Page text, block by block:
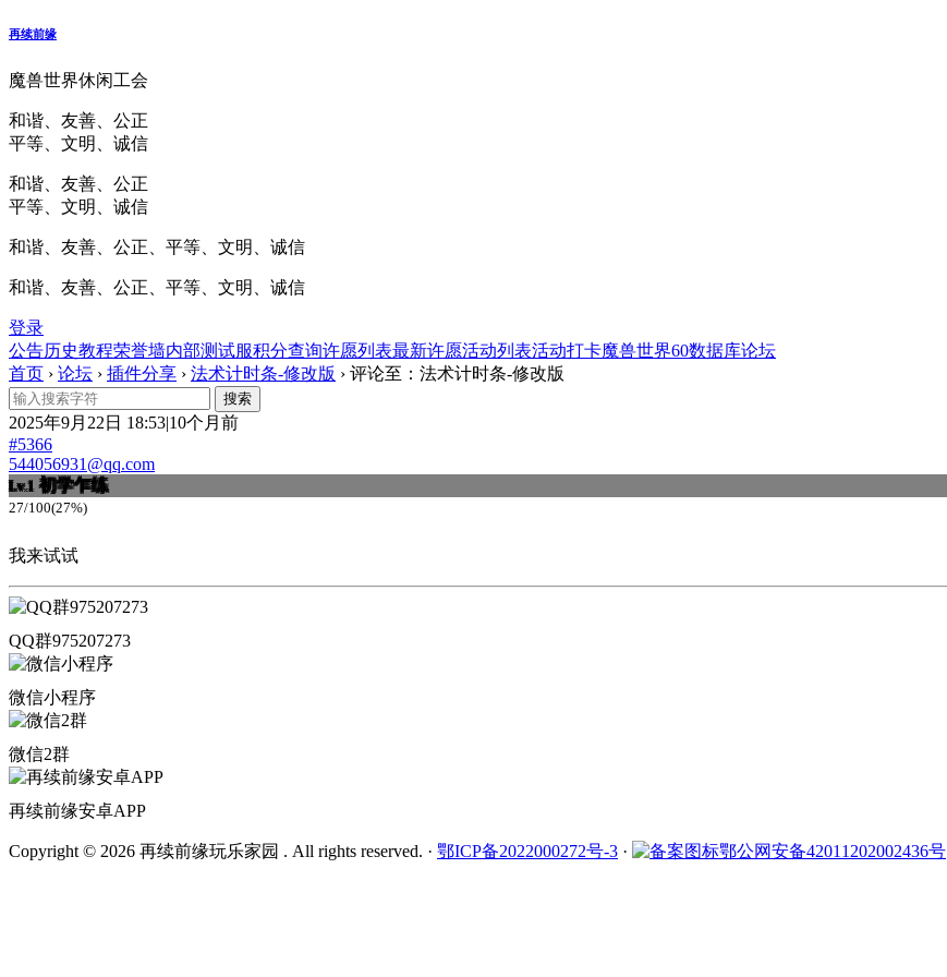
再续前缘
魔兽世界休闲工会
和谐、友善、公正
平等、文明、诚信
和谐、友善、公正
平等、文明、诚信
和谐、友善、公正、平等、文明、诚信
和谐、友善、公正、平等、文明、诚信
登录
公告历史教程荣誉墙内部测试服积分查询许愿列表最新许愿活动列表活动打卡魔兽世界60数据库论坛
首页 › 论坛 › 插件分享 › 法术计时条-修改版 › 评论至：法术计时条-修改版
2025年9月22日 18:53|10个月前
#5366
544056931@qq.com
Lv.1 初学乍练
27/100(27%)
我来试试
QQ群975207273
微信小程序
微信2群
再续前缘安卓APP
Copyright © 2026 再续前缘玩乐家园 . All rights reserved. · 鄂ICP备2022000272号-3 · 鄂公网安备42011202002436号